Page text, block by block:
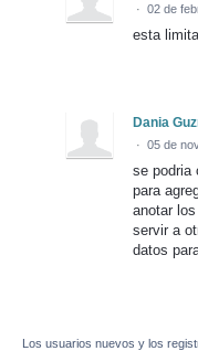
· 02 de
esta
Dania
· 05 de
se podria
para
anotar
servir a
datos
Los usuarios nuevos y los